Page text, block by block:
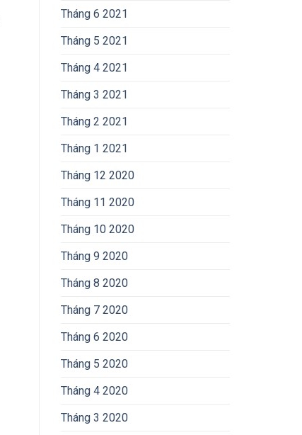
Tháng 6 2021
Tháng 5 2021
Tháng 4 2021
Tháng 3 2021
Tháng 2 2021
Tháng 1 2021
Tháng 12 2020
Tháng 11 2020
Tháng 10 2020
Tháng 9 2020
Tháng 8 2020
Tháng 7 2020
Tháng 6 2020
Tháng 5 2020
Tháng 4 2020
Tháng 3 2020